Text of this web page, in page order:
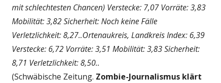
mit schlechtesten Chancen) Verstecke: 7,07 Vorräte: 3,83
Mobilität: 3,82 Sicherheit: Noch keine Fälle
Verletzlichkeit: 8,27..Ortenaukreis, Landkreis Index: 6,39
Verstecke: 6,72 Vorräte: 3,51 Mobilität: 3,83 Sicherheit:
8,71 Verletzlichkeit: 8,50..
(Schwäbische Zeitung. Zombie-Journalismus klärt